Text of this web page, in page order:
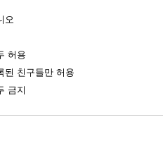
오
허용
된 친구들만 허용
금지